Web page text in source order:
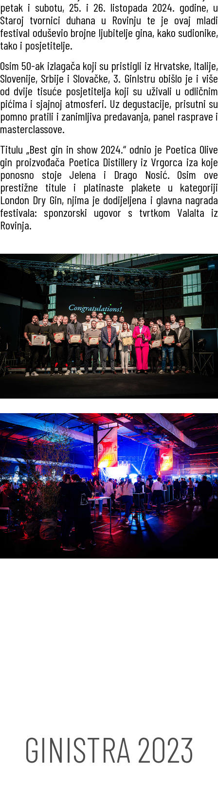
petak i subotu, 25. i 26. listopada 2024. godine, u
Staroj tvornici duhana u Rovinju te je ovaj mladi
festival oduševio brojne ljubitelje gina, kako sudionike,
tako i posjetitelje.
Osim 50-ak izlagača koji su pristigli iz Hrvatske, Italije,
Slovenije, Srbije i Slovačke, 3. GinIstru obišlo je i više
od dvije tisuće posjetitelja koji su uživali u odličnim
pićima i sjajnoj atmosferi. Uz degustacije, prisutni su
pomno pratili i zanimljiva predavanja, panel rasprave i
masterclassove.
Titulu „Best gin in show 2024.“ odnio je Poetica Olive
gin proizvođača Poetica Distillery iz Vrgorca iza koje
ponosno stoje Jelena i Drago Nosić. Osim ove
prestižne titule i platinaste plakete u kategoriji
London Dry Gin, njima je dodijeljena i glavna nagrada
festivala: sponzorski ugovor s tvrtkom Valalta iz
Rovinja.
GINISTRA 2023